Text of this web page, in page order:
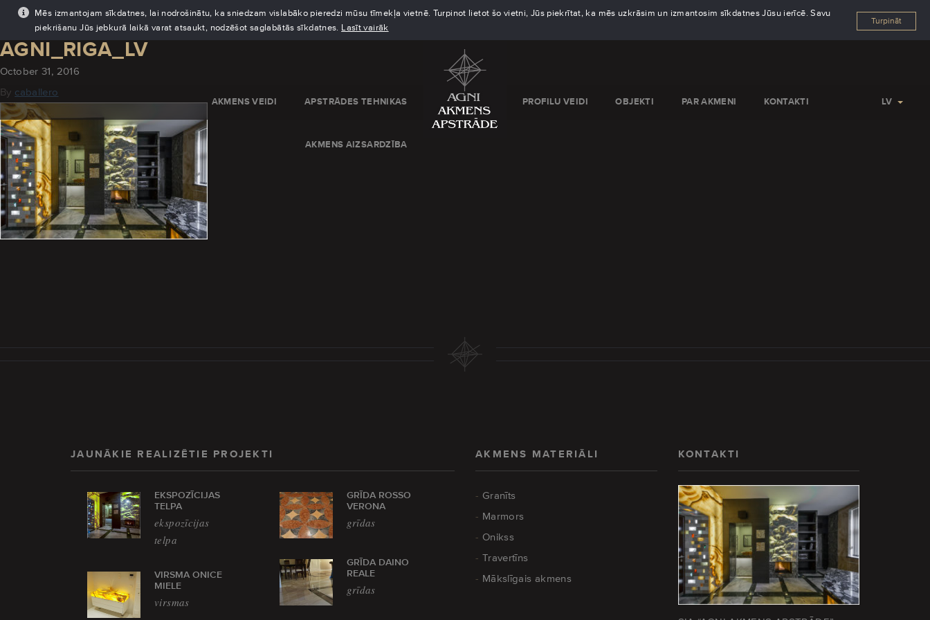
Mēs izmantojam sīkdatnes, lai nodrošinātu, ka sniedzam vislabāko pieredzi mūsu tīmekļa vietnē. Turpinot lietot šo vietni, Jūs piekrītat, ka mēs uzkrāsim un izmantosim sīkdatnes Jūsu ierīcē. Savu
piekrišanu Jūs jebkurā laikā varat atsaukt, nodzēšot saglabātās sīkdatnes. Lasīt vairāk
Turpināt
AKMENS VEIDI APSTRĀDES TEHNIKAS
AKMENS AIZSARDZĪBA
PROFILU VEIDI OBJEKTI PAR AKMENI KONTAKTI LV
AGNI_RIGA_LV
October 31, 2016
By caballero
JAUNĀKIE REALIZĒTIE PROJEKTI
EKSPOZĪCIJAS
TELPA
ekspozīcijas
telpa
VIRSMA ONICE
MIELE
virsmas
GRĪDA ROSSO
VERONA
grīdas
GRĪDA DAINO
REALE
grīdas
AKMENS MATERIĀLI
Granīts
Marmors
Onikss
Travertīns
Mākslīgais akmens
KONTAKTI